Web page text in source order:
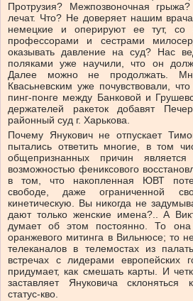
Протрузия? Межпозвоночная
лечат. Что? Не доверяет нашим
немецкие и оперируют ее тут, со
профессорами и сестрами
оказывать давление на суд? Нас
поляками уже научили, что он
Далее можно не продолжать.
Квасьневским уже почувствовали,
пинг-понге между Банковой и
держателей ракеток добавят
районный суд г. Харькова.
Почему Янукович не отпускает
пытались ответить многие, в том
общепризнанных причин
возможностью фениксового
в том, что накопленная ЮВТ
свободе, даже ограниченной
кинетическую. Вы никогда не
дают только женские имена?.. А
думает об этом постоянно. То
оранжевого митинга в Вильнюсе; то
телеканалов в телемостах из
встречах с лидерами европейских
придумает, как смешать карты. И
заставляет Януковича склоняться
статус-кво.